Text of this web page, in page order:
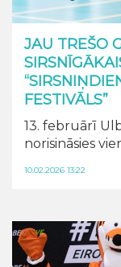
JAU TREŠO
FESTIVĀLS”
13. februārī
norisināsies
10.02.2026 13:22